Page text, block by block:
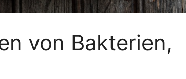
von Bakterien,